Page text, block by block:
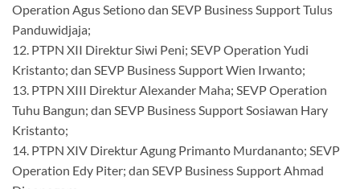
Operation Agus Setiono dan SEVP Business Support Tulus
Panduwidjaja;
12. PTPN XII Direktur Siwi Peni; SEVP Operation Yudi
Kristanto; dan SEVP Business Support Wien Irwanto;
13. PTPN XIII Direktur Alexander Maha; SEVP Operation
Tuhu Bangun; dan SEVP Business Support Sosiawan Hary
Kristanto;
14. PTPN XIV Direktur Agung Primanto Murdananto; SEVP
Operation Edy Piter; dan SEVP Business Support Ahmad